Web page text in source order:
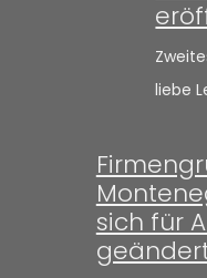
liebe
sich für